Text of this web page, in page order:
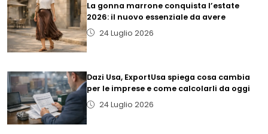
La gonna marrone conquista l’estate
2026: il nuovo essenziale da avere
24 Luglio 2026
Dazi Usa, ExportUsa spiega cosa cambia
per le imprese e come calcolarli da oggi
24 Luglio 2026